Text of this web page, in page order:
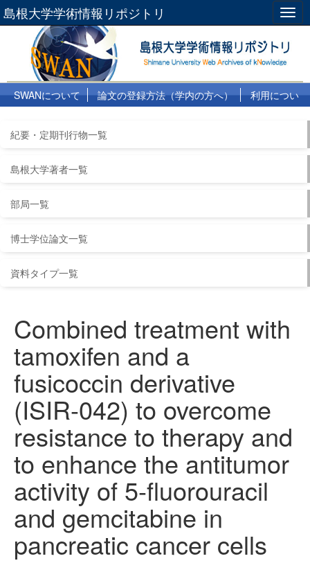
島根大学学術情報リポジトリ
SWANについて 論文の登録方法（学内の方へ）
利用につい
紀要・定期刊行物一覧
島根大学著者一覧
部局一覧
博士学位論文一覧
資料タイプ一覧
Combined treatment with
tamoxifen and a
fusicoccin derivative
(ISIR-042) to overcome
resistance to therapy and
to enhance the antitumor
activity of 5-fluorouracil
and gemcitabine in
pancreatic cancer cells